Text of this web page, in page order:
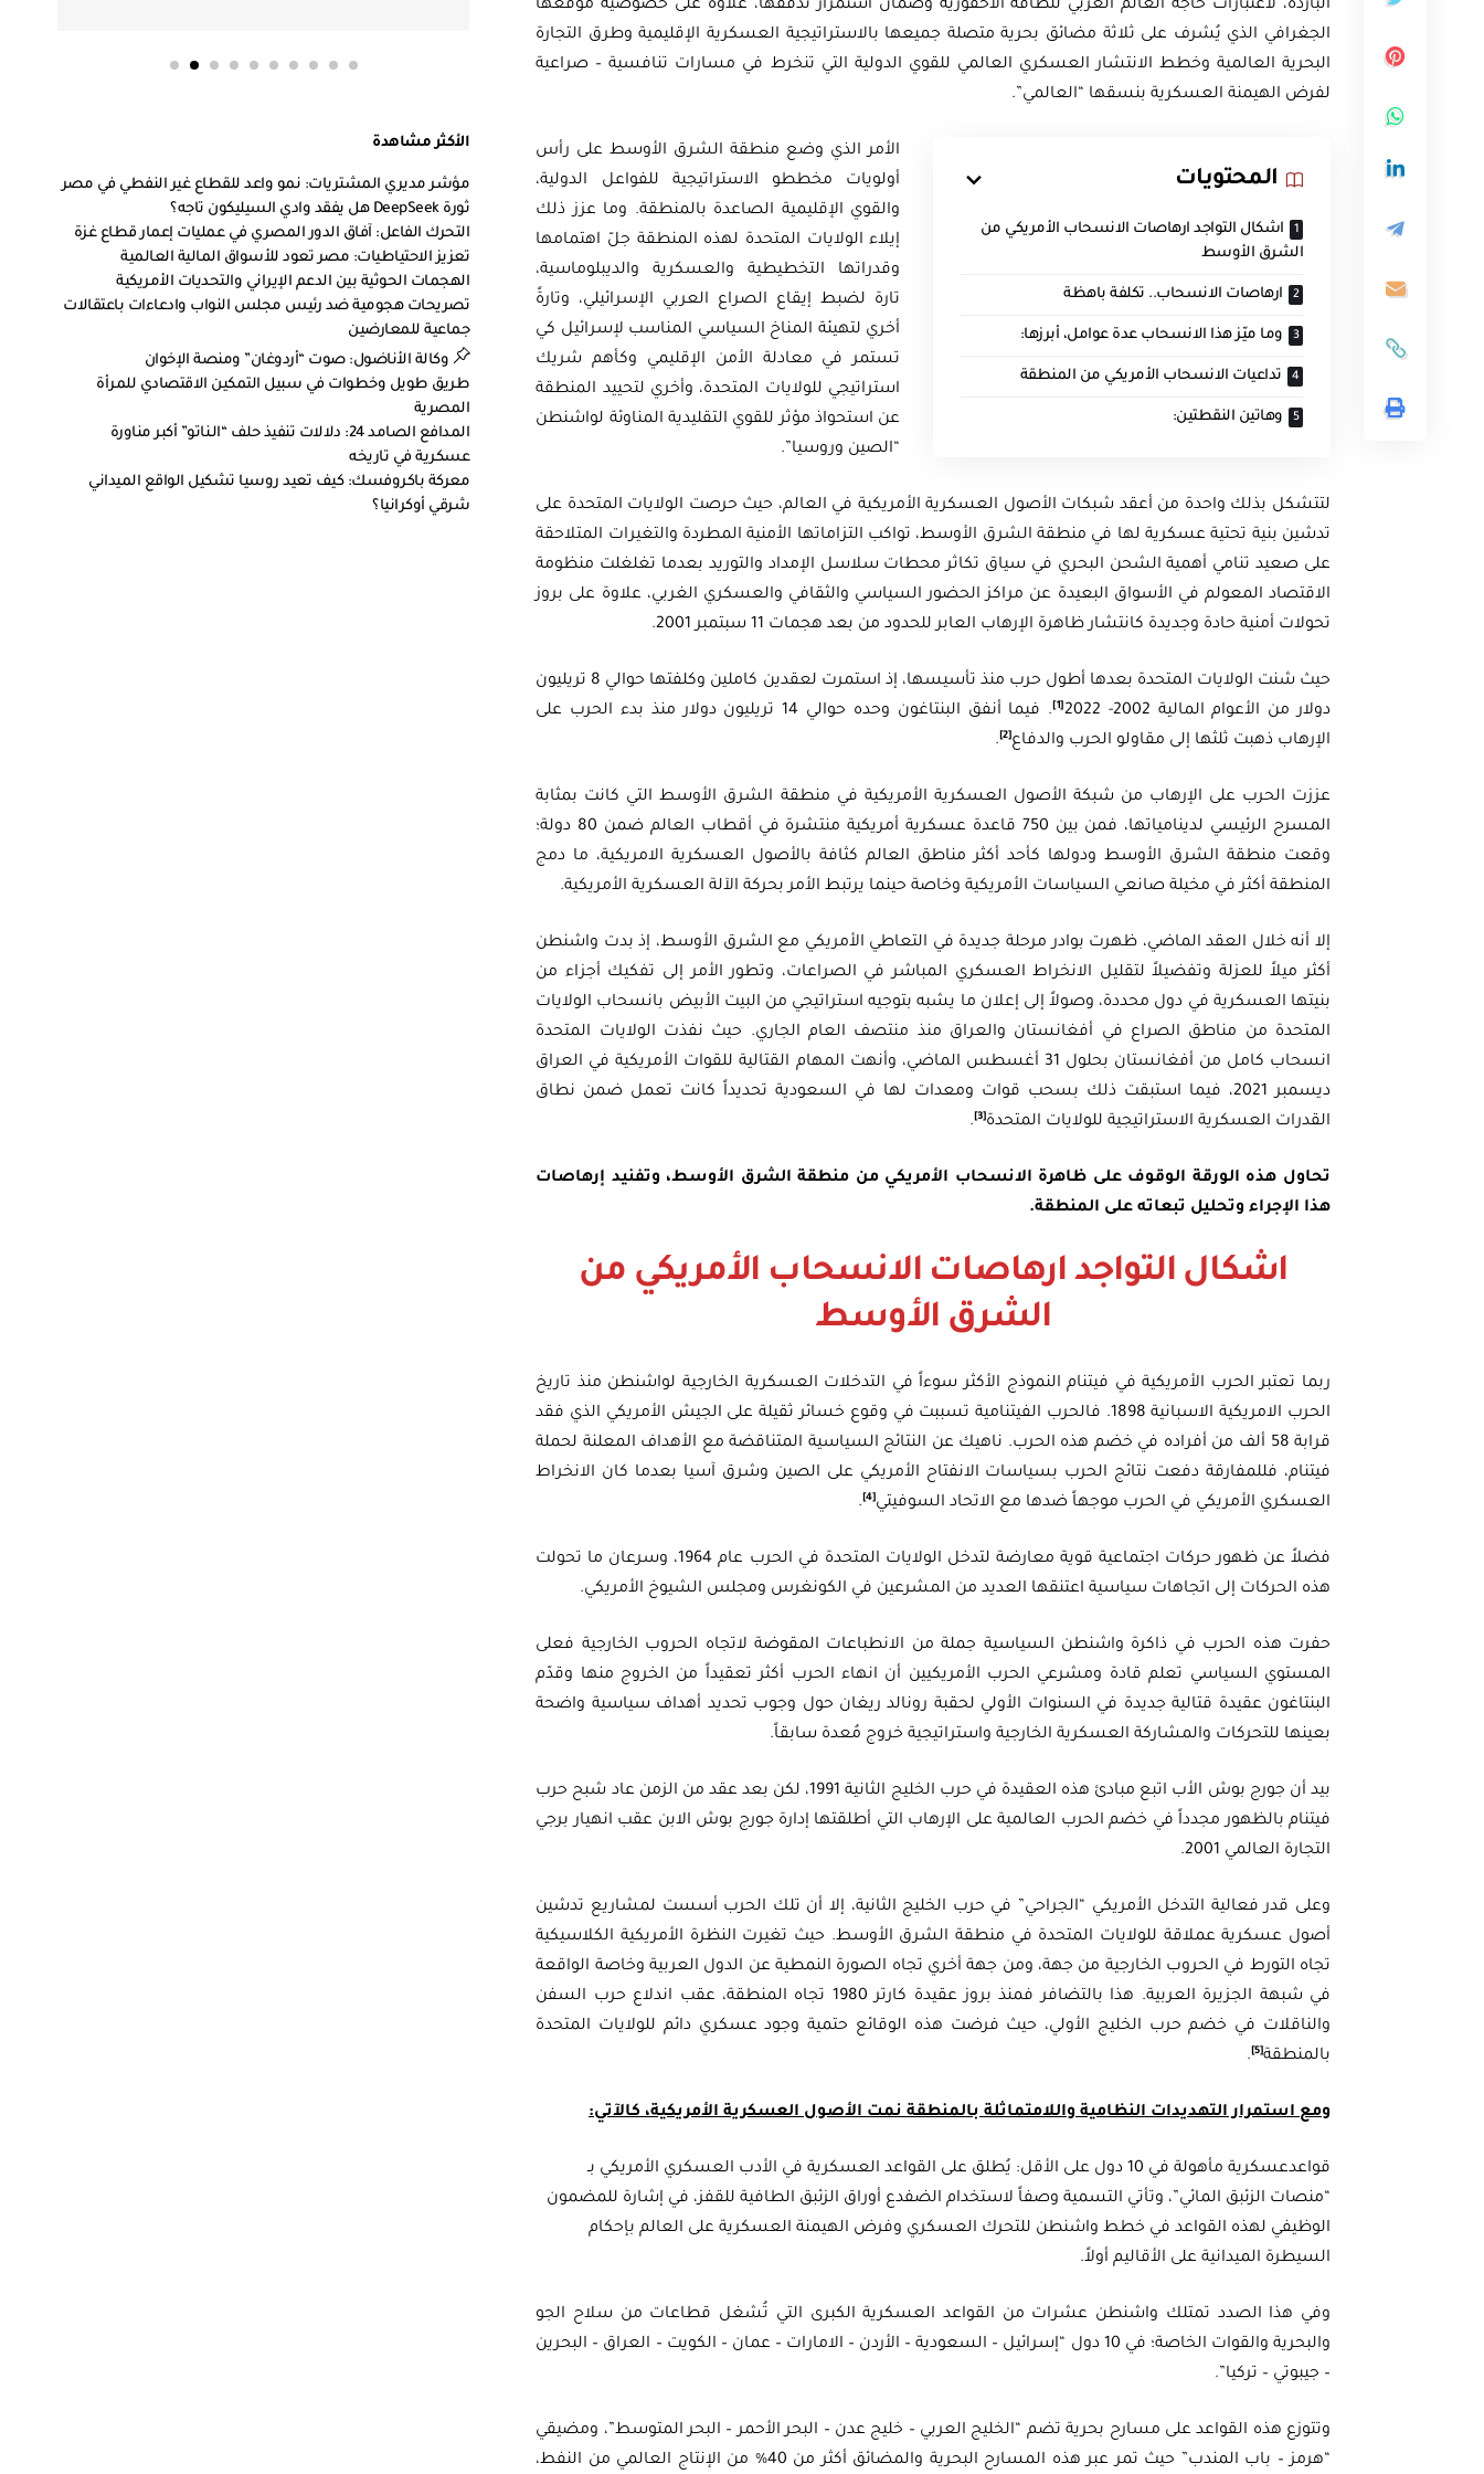
الباردة، لاعتبارات حاجة العالم الغربي للطاقة الاحفورية وضمان استمرار تدفقها، علاوة على خصوصية موقعها
الجغرافي الذي يُشرف على ثلاثة مضائق بحرية متصلة جميعها بالاستراتيجية العسكرية الإقليمية وطرق التجارة
البحرية العالمية وخطط الانتشار العسكري العالمي للقوي الدولية التي تنخرط في مسارات تنافسية – صراعية
لفرض الهيمنة العسكرية بنسقها “العالمي”.
المحتويات
اشكال التواجد ارهاصات الانسحاب الأمريكي من
الشرق الأوسط
ارهاصات الانسحاب.. تكلفة باهظة
وما ميّز هذا الانسحاب عدة عوامل، أبرزها:
تداعيات الانسحاب الأمريكي من المنطقة
وهاتين النقطتين:
الأمر الذي وضع منطقة الشرق الأوسط على رأس
أولويات مخططو الاستراتيجية للفواعل الدولية،
والقوي الإقليمية الصاعدة بالمنطقة. وما عزز ذلك
إيلاء الولايات المتحدة لهذه المنطقة جلّ اهتمامها
وقدراتها التخطيطية والعسكرية والديبلوماسية،
تارة لضبط إيقاع الصراع العربي الإسرائيلي، وتارةً
أخري لتهيئة المناخ السياسي المناسب لإسرائيل كي
تستمر في معادلة الأمن الإقليمي وكأهم شريك
استراتيجي للولايات المتحدة، وأخري لتحييد المنطقة
عن استحواذ مؤثر للقوي التقليدية المناوئة لواشنطن
“الصين وروسيا”.
لتتشكل بذلك واحدة من أعقد شبكات الأصول العسكرية الأمريكية في العالم، حيث حرصت الولايات المتحدة على
تدشين بنية تحتية عسكرية لها في منطقة الشرق الأوسط، تواكب التزاماتها الأمنية المطردة والتغيرات المتلاحقة
على صعيد تنامي أهمية الشحن البحري في سياق تكاثر محطات سلاسل الإمداد والتوريد بعدما تغلغلت منظومة
الاقتصاد المعولم في الأسواق البعيدة عن مراكز الحضور السياسي والثقافي والعسكري الغربي، علاوة على بروز
تحولات أمنية حادة وجديدة كانتشار ظاهرة الإرهاب العابر للحدود من بعد هجمات 11 سبتمبر 2001.
حيث شنت الولايات المتحدة بعدها أطول حرب منذ تأسيسها، إذ استمرت لعقدين كاملين وكلفتها حوالي 8 تريليون
دولار من الأعوام المالية 2002- 2022
[1]
. فيما أنفق البنتاغون وحده حوالي 14 تريليون دولار منذ بدء الحرب على
الإرهاب ذهبت ثلثها إلى مقاولو الحرب والدفاع[2]
.
عززت الحرب على الإرهاب من شبكة الأصول العسكرية الأمريكية في منطقة الشرق الأوسط التي كانت بمثابة
المسرح الرئيسي لدينامياتها، فمن بين 750 قاعدة عسكرية أمريكية منتشرة في أقطاب العالم ضمن 80 دولة؛
وقعت منطقة الشرق الأوسط ودولها كأحد أكثر مناطق العالم كثافة بالأصول العسكرية الامريكية، ما دمج
المنطقة أكثر في مخيلة صانعي السياسات الأمريكية وخاصة حينما يرتبط الأمر بحركة الآلة العسكرية الأمريكية.
إلا أنه خلال العقد الماضي، ظهرت بوادر مرحلة جديدة في التعاطي الأمريكي مع الشرق الأوسط، إذ بدت واشنطن
أكثر ميلاً للعزلة وتفضيلاً لتقليل الانخراط العسكري المباشر في الصراعات، وتطور الأمر إلى تفكيك أجزاء من
بنيتها العسكرية في دول محددة، وصولاً إلى إعلان ما يشبه بتوجيه استراتيجي من البيت الأبيض بانسحاب الولايات
المتحدة من مناطق الصراع في أفغانستان والعراق منذ منتصف العام الجاري. حيث نفذت الولايات المتحدة
انسحاب كامل من أفغانستان بحلول 31 أغسطس الماضي، وأنهت المهام القتالية للقوات الأمريكية في العراق
ديسمبر 2021، فيما استبقت ذلك بسحب قوات ومعدات لها في السعودية تحديداً كانت تعمل ضمن نطاق
القدرات العسكرية الاستراتيجية للولايات المتحدة[3]
.
تحاول هذه الورقة الوقوف على ظاهرة الانسحاب الأمريكي من منطقة الشرق الأوسط، وتفنيد إرهاصات
هذا الإجراء وتحليل تبعاته على المنطقة.
اشكال التواجد ارهاصات الانسحاب الأمريكي من
الشرق الأوسط
ربما تعتبر الحرب الأمريكية في فيتنام النموذج الأكثر سوءاً في التدخلات العسكرية الخارجية لواشنطن منذ تاريخ
الحرب الامريكية الاسبانية 1898. فالحرب الفيتنامية تسببت في وقوع خسائر ثقيلة على الجيش الأمريكي الذي فقد
قرابة 58 ألف من أفراده في خضم هذه الحرب. ناهيك عن النتائج السياسية المتناقضة مع الأهداف المعلنة لحملة
فيتنام، فللمفارقة دفعت نتائج الحرب بسياسات الانفتاح الأمريكي على الصين وشرق آسيا بعدما كان الانخراط
العسكري الأمريكي في الحرب موجهاً ضدها مع الاتحاد السوفيتي[4]
.
فضلاً عن ظهور حركات اجتماعية قوية معارضة لتدخل الولايات المتحدة في الحرب عام 1964، وسرعان ما تحولت
هذه الحركات إلى اتجاهات سياسية اعتنقها العديد من المشرعين في الكونغرس ومجلس الشيوخ الأمريكي.
حفرت هذه الحرب في ذاكرة واشنطن السياسية جملة من الانطباعات المقوضة لاتجاه الحروب الخارجية فعلى
المستوي السياسي تعلم قادة ومشرعي الحرب الأمريكيين أن انهاء الحرب أكثر تعقيداً من الخروج منها وقدّم
البنتاغون عقيدة قتالية جديدة في السنوات الأولي لحقبة رونالد ريغان حول وجوب تحديد أهداف سياسية واضحة
بعينها للتحركات والمشاركة العسكرية الخارجية واستراتيجية خروج مُعدة سابقاً.
بيد أن جورج بوش الأب اتبع مبادئ هذه العقيدة في حرب الخليج الثانية 1991، لكن بعد عقد من الزمن عاد شبح حرب
فيتنام بالظهور مجدداً في خضم الحرب العالمية على الإرهاب التي أطلقتها إدارة جورج بوش الابن عقب انهيار برجي
التجارة العالمي 2001.
وعلى قدر فعالية التدخل الأمريكي “الجراحي” في حرب الخليج الثانية، إلا أن تلك الحرب أسست لمشاريع تدشين
أصول عسكرية عملاقة للولايات المتحدة في منطقة الشرق الأوسط. حيث تغيرت النظرة الأمريكية الكلاسيكية
تجاه التورط في الحروب الخارجية من جهة، ومن جهة أخري تجاه الصورة النمطية عن الدول العربية وخاصة الواقعة
في شبهة الجزيرة العربية. هذا بالتضافر فمنذ بروز عقيدة كارتر 1980 تجاه المنطقة، عقب اندلاع حرب السفن
والناقلات في خضم حرب الخليج الأولي، حيث فرضت هذه الوقائع حتمية وجود عسكري دائم للولايات المتحدة
بالمنطقة[5]
.
ومع استمرار التهديدات النظامية واللامتماثلة بالمنطقة نمت الأصول العسكرية الأمريكية، كالآتي:
قواعدعسكرية مأهولة في 10 دول على الأقل: يُطلق على القواعد العسكرية في الأدب العسكري الأمريكي بـ
“منصات الزئبق المائي”، وتأتي التسمية وصفاً لاستخدام الضفدع أوراق الزئبق الطافية للقفز، في إشارة للمضمون
الوظيفي لهذه القواعد في خطط واشنطن للتحرك العسكري وفرض الهيمنة العسكرية على العالم بإحكام
السيطرة الميدانية على الأقاليم أولاً.
وفي هذا الصدد تمتلك واشنطن عشرات من القواعد العسكرية الكبرى التي تُشغل قطاعات من سلاح الجو
والبحرية والقوات الخاصة؛ في 10 دول “إسرائيل – السعودية – الأردن – الامارات – عمان – الكويت – العراق – البحرين
– جيبوتي – تركيا”.
وتتوزع هذه القواعد على مسارح بحرية تضم “الخليج العربي – خليج عدن – البحر الأحمر – البحر المتوسط”، ومضيقي
“هرمز – باب المندب” حيث تمر عبر هذه المسارح البحرية والمضائق أكثر من 40% من الإنتاج العالمي من النفط،
الأكثر مشاهدة
مؤشر مديري المشتريات: نمو واعد للقطاع غير النفطي في مصر
ثورة DeepSeek هل يفقد وادي السيليكون تاجه؟
التحرك الفاعل: آفاق الدور المصري في عمليات إعمار قطاع غزة
تعزيز الاحتياطيات: مصر تعود للأسواق المالية العالمية
الهجمات الحوثية بين الدعم الإيراني والتحديات الأمريكية
تصريحات هجومية ضد رئيس مجلس النواب وادعاءات باعتقالات
جماعية للمعارضين
وكالة الأناضول: صوت “أردوغان” ومنصة الإخوان
طريق طويل وخطوات في سبيل التمكين الاقتصادي للمرأة
المصرية
المدافع الصامد 24: دلالات تنفيذ حلف “الـناتو” أكبر مناورة
عسكرية في تاريخه
معركة باكروفسك: كيف تعيد روسيا تشكيل الواقع الميداني
شرقي أوكرانيا؟